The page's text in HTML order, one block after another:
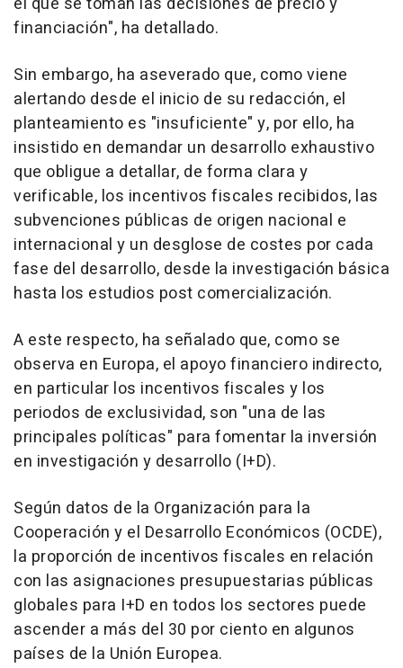
financiación", ha detallado.
Sin embargo, ha aseverado que, como viene
alertando desde el inicio de su redacción, el
planteamiento es "insuficiente" y, por ello, ha
insistido en demandar un desarrollo exhaustivo
que obligue a detallar, de forma clara y
verificable, los incentivos fiscales recibidos, las
subvenciones públicas de origen nacional e
internacional y un desglose de costes por cada
fase del desarrollo, desde la investigación básica
hasta los estudios post comercialización.
A este respecto, ha señalado que, como se
observa en Europa, el apoyo financiero indirecto,
en particular los incentivos fiscales y los
periodos de exclusividad, son "una de las
principales políticas" para fomentar la inversión
en investigación y desarrollo (I+D).
Según datos de la Organización para la
Cooperación y el Desarrollo Económicos (OCDE),
la proporción de incentivos fiscales en relación
con las asignaciones presupuestarias públicas
globales para I+D en todos los sectores puede
ascender a más del 30 por ciento en algunos
países de la Unión Europea.